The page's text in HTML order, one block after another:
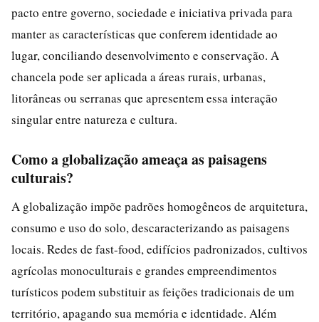
pacto entre governo, sociedade e iniciativa privada para
manter as características que conferem identidade ao
lugar, conciliando desenvolvimento e conservação. A
chancela pode ser aplicada a áreas rurais, urbanas,
litorâneas ou serranas que apresentem essa interação
singular entre natureza e cultura.
Como a globalização ameaça as paisagens
culturais?
A globalização impõe padrões homogêneos de arquitetura,
consumo e uso do solo, descaracterizando as paisagens
locais. Redes de fast-food, edifícios padronizados, cultivos
agrícolas monoculturais e grandes empreendimentos
turísticos podem substituir as feições tradicionais de um
território, apagando sua memória e identidade. Além